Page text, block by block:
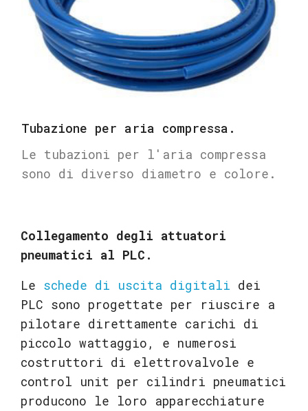
Tubazione per aria compressa.
Le tubazioni per l'aria compressa
sono di diverso diametro e colore.
Collegamento degli attuatori
pneumatici al PLC.
Le schede di uscita digitali dei
PLC sono progettate per riuscire a
pilotare direttamente carichi di
piccolo wattaggio, e numerosi
costruttori di elettrovalvole e
control unit per cilindri pneumatici
producono le loro apparecchiature